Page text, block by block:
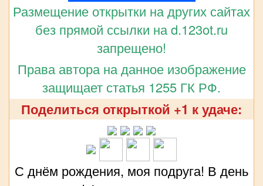
Размещение открытки на других сайтах
без прямой ссылки на d.123ot.ru
запрещено!
Права автора на данное изображение
защищает статья 1255 ГК РФ.
Поделиться открыткой +1 к удаче:
С днём рождения, моя подруга! В день